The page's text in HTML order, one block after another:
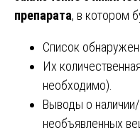
препарата, в котором
Список
Их
необходимо).
Выводы о
необъявленных